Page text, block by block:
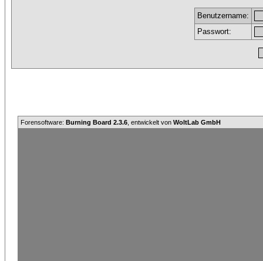
Benutzername:
Passwort:
Forensoftware: Burning Board 2.3.6 , entwickelt von WoltLab GmbH